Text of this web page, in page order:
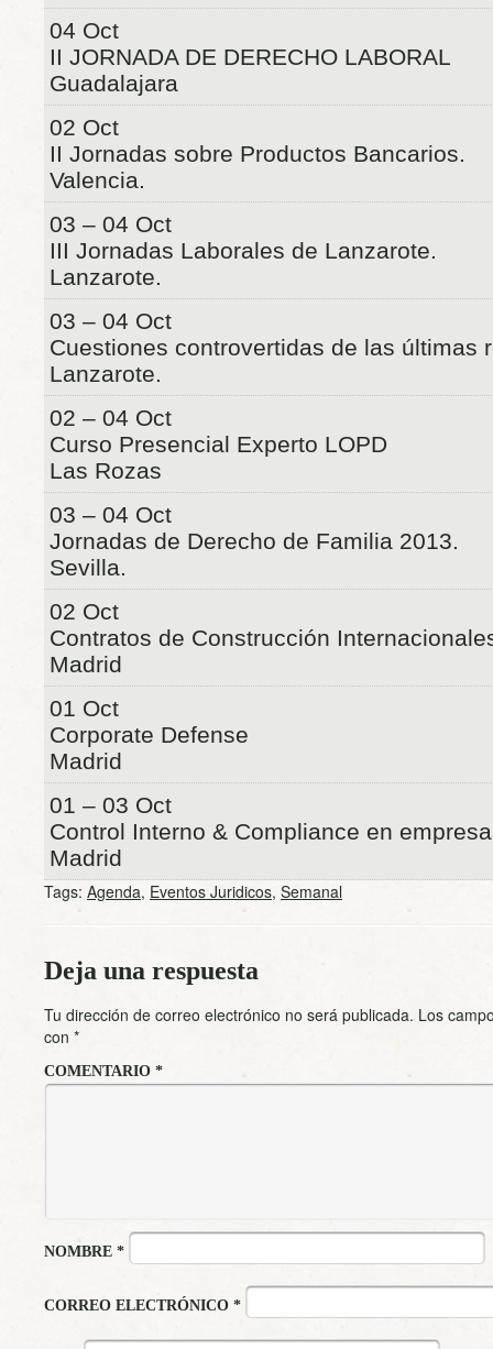
04 Oct
II JORNADA DE DERECHO LABORAL
Guadalajara
02 Oct
II Jornadas sobre Productos Bancarios.
Valencia.
03 – 04 Oct
III Jornadas Laborales de Lanzarote.
Lanzarote.
03 – 04 Oct
Cuestiones controvertidas de las últimas
Lanzarote.
02 – 04 Oct
Curso Presencial Experto LOPD
Las Rozas
03 – 04 Oct
Jornadas de Derecho de Familia 2013.
Sevilla.
02 Oct
Contratos de Construcción
Madrid
01 Oct
Corporate Defense
Madrid
01 – 03 Oct
Control Interno & Compliance en
Madrid
Tags: Agenda, Eventos Juridicos, Semanal
Deja una respuesta
Tu dirección de correo electrónico no será publicada. Los
con *
COMENTARIO *
NOMBRE *
CORREO ELECTRÓNICO *